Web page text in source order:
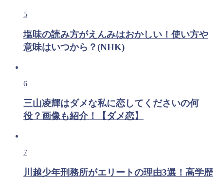
5
塩味の読み方がえんみはおかしい！使い方や
意味はいつから？(NHK)
6
三山凌輝はダメな私に恋してくださいの何
役？画像も紹介！【ダメ恋】
7
川越少年刑務所がエリートの理由3選！高学歴